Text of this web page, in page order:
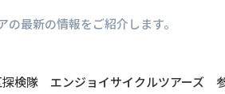
の最新の情報をご紹介します。
探検隊 エンジョイサイクルツアーズ